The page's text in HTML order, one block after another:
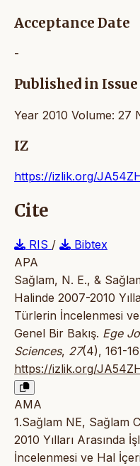
Acceptance Date
-
Published in Issue
Year 2010 Volume: 27
IZ
https://izlik.org/
Cite
RIS /
Bibtex
APA
Sağlam, N. E., &
Halinde 2007-2010
Türlerin İncelenmesi
Genel Bir Bakış. Ege
Sciences, 27(4), 161-
https://izlik.org/
AMA
1.Sağlam NE, Sağlam
2010 Yılları Arasında
İncelenmesi ve Hal